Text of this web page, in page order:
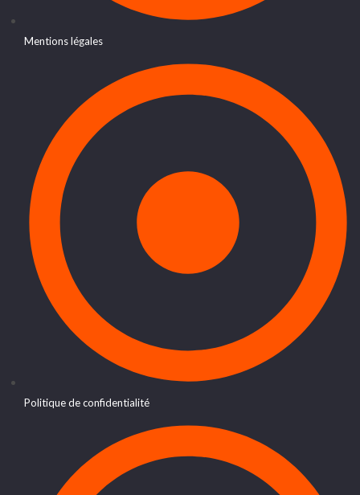
Mentions légales
Politique de confidentialité